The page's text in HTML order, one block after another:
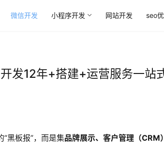
微信开发 小程序开发 网站开发 seo
发12年+搭建+运营服务一站
黑板报”，而是集品牌展示、客户管理（CRM